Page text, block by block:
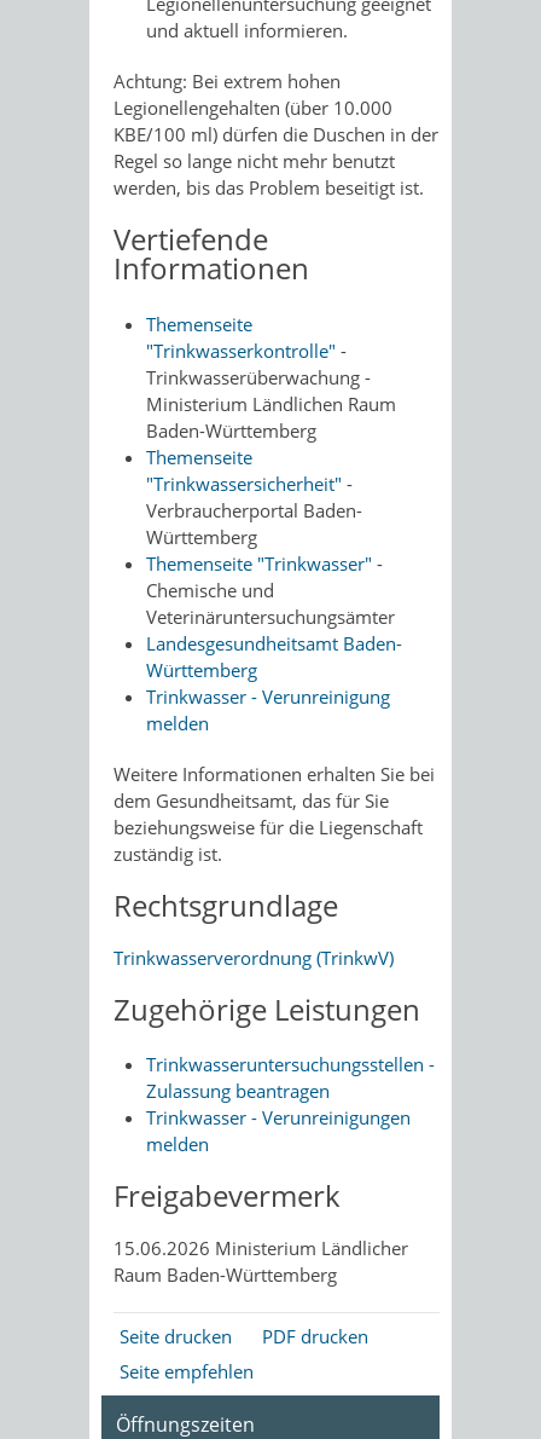
und aktuell informieren.
Achtung: Bei extrem hohen
Legionellengehalten (über 10.000
KBE/100 ml) dürfen die Duschen in der
Regel so lange nicht mehr benutzt
werden, bis das Problem beseitigt ist.
Vertiefende
Informationen
Themenseite
"Trinkwasserkontrolle" -
Trinkwasserüberwachung -
Ministerium Ländlichen Raum
Baden-Württemberg
Themenseite
"Trinkwassersicherheit" -
Verbraucherportal Baden-
Württemberg
Themenseite "Trinkwasser" -
Chemische und
Veterinäruntersuchungsämter
Landesgesundheitsamt Baden-
Württemberg
Trinkwasser - Verunreinigung
melden
Weitere Informationen erhalten Sie bei
dem Gesundheitsamt, das für Sie
beziehungsweise für die Liegenschaft
zuständig ist.
Rechtsgrundlage
Trinkwasserverordnung (TrinkwV)
Zugehörige Leistungen
Trinkwasseruntersuchungsstellen -
Zulassung beantragen
Trinkwasser - Verunreinigungen
melden
Freigabevermerk
15.06.2026 Ministerium Ländlicher
Raum Baden-Württemberg
Seite drucken
PDF drucken
Seite empfehlen
Öffnungszeiten